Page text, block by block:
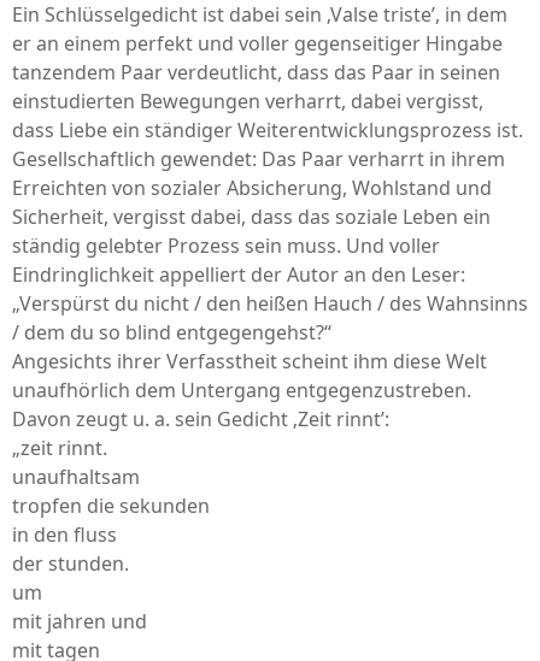
Ein Schlüsselgedicht ist dabei sein ‚Valse triste’, in dem
er an einem perfekt und voller gegenseitiger Hingabe
tanzendem Paar verdeutlicht, dass das Paar in seinen
einstudierten Bewegungen verharrt, dabei vergisst,
dass Liebe ein ständiger Weiterentwicklungsprozess ist.
Gesellschaftlich gewendet: Das Paar verharrt in ihrem
Erreichten von sozialer Absicherung, Wohlstand und
Sicherheit, vergisst dabei, dass das soziale Leben ein
ständig gelebter Prozess sein muss. Und voller
Eindringlichkeit appelliert der Autor an den Leser:
„Verspürst du nicht / den heißen Hauch / des Wahnsinns
/ dem du so blind entgegengehst?“
Angesichts ihrer Verfasstheit scheint ihm diese Welt
unaufhörlich dem Untergang entgegenzustreben.
Davon zeugt u. a. sein Gedicht ‚Zeit rinnt’:
„zeit rinnt.
unaufhaltsam
tropfen die sekunden
in den fluss
der stunden.
um
mit jahren und
mit tagen